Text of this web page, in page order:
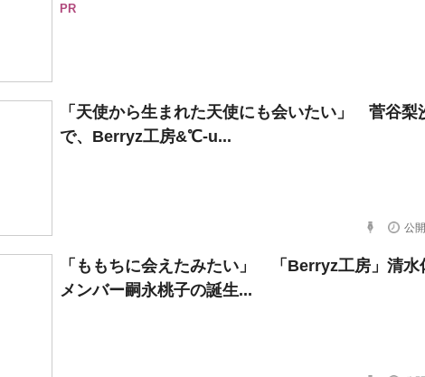
PR
「天使から生まれた天使にも会いたい」 菅谷梨
で、Berryz工房&℃-u...
公
「ももちに会えたみたい」 「Berryz工房」清水
メンバー嗣永桃子の誕生...